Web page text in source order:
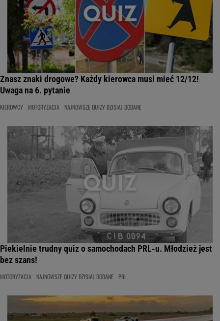
Znasz znaki drogowe? Każdy kierowca musi mieć 12/12!
Uwaga na 6. pytanie
KIEROWCY MOTORYZACJA NAJNOWSZE QUIZY DZISIAJ DODANE
Piekielnie trudny quiz o samochodach PRL-u. Młodzież jest
bez szans!
MOTORYZACJA NAJNOWSZE QUIZY DZISIAJ DODANE PRL